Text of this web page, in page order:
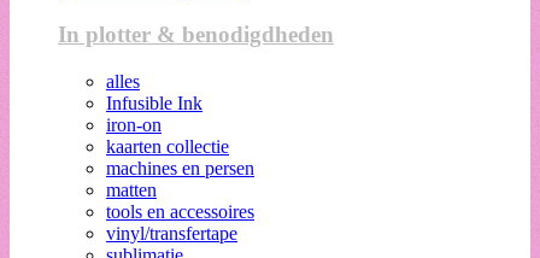
In plotter & benodigdheden
alles
Infusible Ink
iron-on
kaarten collectie
machines en persen
matten
tools en accessoires
vinyl/transfertape